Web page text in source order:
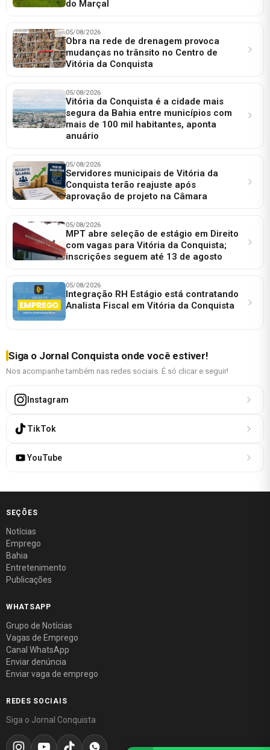
do Marçal
05/08/2026
Obra na rede de drenagem provoca
mudanças no trânsito no Centro de
Vitória da Conquista
05/08/2026
Vitória da Conquista é a cidade mais
segura da Bahia entre municípios com
mais de 100 mil habitantes, aponta
anuário
05/08/2026
Servidores municipais de Vitória da
Conquista terão reajuste após
aprovação de projeto na Câmara
05/08/2026
MPT abre seleção de estágio em Direito
com vagas para Vitória da Conquista;
inscrições seguem até 13 de agosto
05/08/2026
Integração RH Estágio está contratando
Analista Fiscal em Vitória da Conquista
Siga o Jornal Conquista onde você estiver!
Nos acompanhe também nas redes sociais. É só clicar e seguir!
Instagram
TikTok
YouTube
SEÇÕES
Notícias
Emprego
Bahia
Entretenimento
Publicações
WHATSAPP
Grupo de Notícias
Vagas de Emprego
Canal WhatsApp
Enviar denúncia
Enviar vaga de emprego
REDES SOCIAIS
Siga o Jornal Conquista